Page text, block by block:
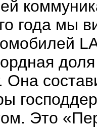
года мы
Она
Это